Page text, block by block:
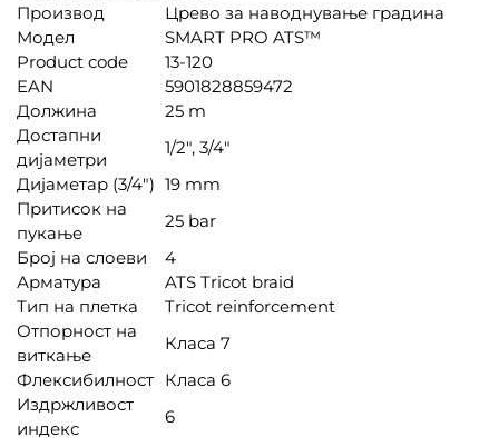
Производ
Црево за наводнување градина
Модел
SMART PRO ATS™
Product code
13-120
EAN
5901828859472
Должина
25 m
Достапни
дијаметри
1/2″, 3/4″
Дијаметар (3/4″) 19 mm
Притисок на
пукање
25 bar
Број на слоеви
4
Арматура
ATS Tricot braid
Тип на плетка
Tricot reinforcement
Отпорност на
виткање
Класа 7
Флексибилност Класа 6
Издржливост
индекс
6